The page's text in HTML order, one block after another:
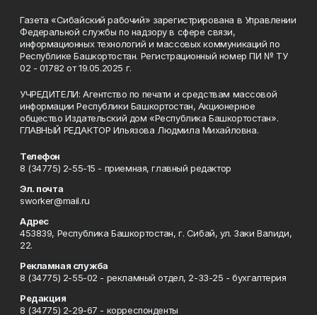
Газета «Сибайский рабочий» зарегистрирована в Управлении
Федеральной службы по надзору в сфере связи,
информационных технологий и массовых коммуникаций по
Республике Башкортостан. Регистрационный номер ПИ № ТУ
02 - 01782 от 19.05.2025 г.
УЧРЕДИТЕЛИ: Агентство по печати и средствам массовой
информации Республики Башкортостан, Акционерное
общество Издательский дом «Республика Башкортостан».
ГЛАВНЫЙ РЕДАКТОР Ильязова Людмила Михайловна.
Телефон
8 (34775) 2-55-15 - приемная, главный редактор
Эл. почта
sworker@mail.ru
Адрес
453839, Республика Башкортостан, г. Сибай, ул. Заки Валиди,
22.
Рекламная служба
8 (34775) 2-55-02 - рекламный отдел, 2-33-25 - бухгалтерия
Редакция
8 (34775) 2-29-67 - корреспонденты